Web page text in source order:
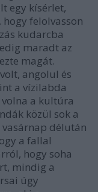
egy kísérlet,
felolvasson
kudarcba
maradt az
magát.
angolul és
a vízilabda
a kultúra
közül sok a
délután
a fallal
hogy soha
mindig a
úgy